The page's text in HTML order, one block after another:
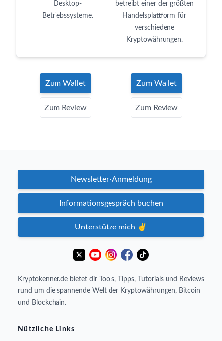
Desktop-
Betriebssysteme.
betreibt einer der größten
Handelsplattform für
verschiedene
Kryptowährungen.
Zum Wallet
Zum Review
Zum Wallet
Zum Review
Newsletter-Anmeldung
Informationsgespräch buchen
Unterstütze mich ✌️
Kryptokenner.de bietet dir Tools, Tipps, Tutorials und Reviews
rund um die spannende Welt der Kryptowährungen, Bitcoin
und Blockchain.
Nützliche Links